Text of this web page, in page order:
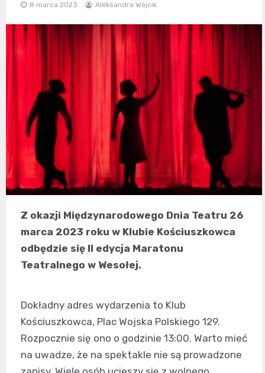
8 marca 2023 Aleksandra Wójcik
Z okazji Międzynarodowego Dnia Teatru 26
marca 2023 roku w Klubie Kościuszkowca
odbędzie się II edycja Maratonu
Teatralnego w Wesołej.
Dokładny adres wydarzenia to Klub
Kościuszkowca, Plac Wojska Polskiego 129.
Rozpocznie się ono o godzinie 13:00. Warto mieć
na uwadze, że na spektakle nie są prowadzone